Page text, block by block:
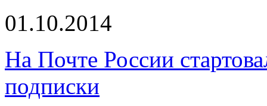
01.10.2014
На Почте России
подписки